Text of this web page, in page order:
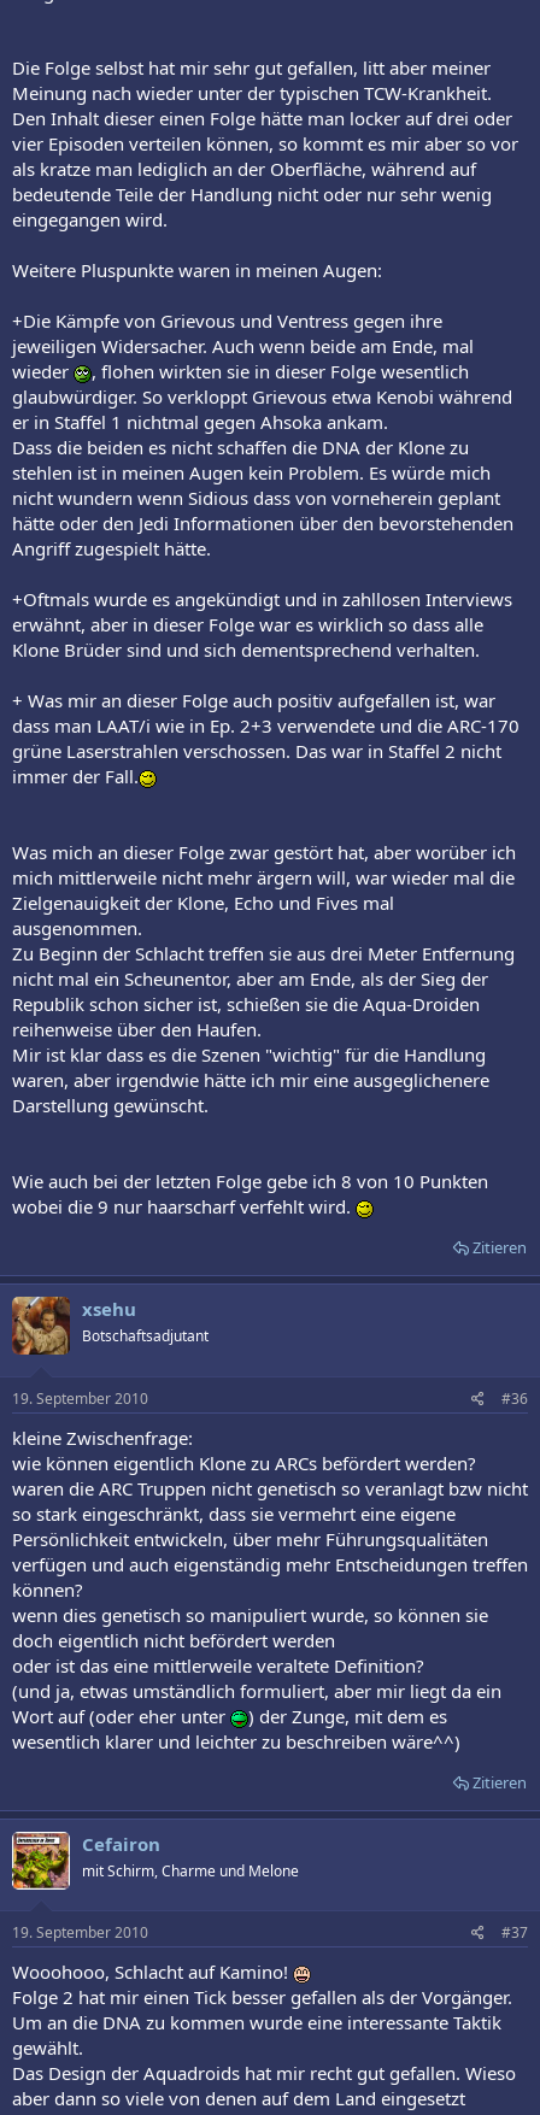
Die Folge selbst hat mir sehr gut gefallen, litt aber meiner
Meinung nach wieder unter der typischen TCW-Krankheit.
Den Inhalt dieser einen Folge hätte man locker auf drei oder
vier Episoden verteilen können, so kommt es mir aber so vor
als kratze man lediglich an der Oberfläche, während auf
bedeutende Teile der Handlung nicht oder nur sehr wenig
eingegangen wird.
Weitere Pluspunkte waren in meinen Augen:
+Die Kämpfe von Grievous und Ventress gegen ihre
jeweiligen Widersacher. Auch wenn beide am Ende, mal
wieder
, flohen wirkten sie in dieser Folge wesentlich
glaubwürdiger. So verkloppt Grievous etwa Kenobi während
er in Staffel 1 nichtmal gegen Ahsoka ankam.
Dass die beiden es nicht schaffen die DNA der Klone zu
stehlen ist in meinen Augen kein Problem. Es würde mich
nicht wundern wenn Sidious dass von vorneherein geplant
hätte oder den Jedi Informationen über den bevorstehenden
Angriff zugespielt hätte.
+Oftmals wurde es angekündigt und in zahllosen Interviews
erwähnt, aber in dieser Folge war es wirklich so dass alle
Klone Brüder sind und sich dementsprechend verhalten.
+ Was mir an dieser Folge auch positiv aufgefallen ist, war
dass man LAAT/i wie in Ep. 2+3 verwendete und die ARC-170
grüne Laserstrahlen verschossen. Das war in Staffel 2 nicht
immer der Fall.
Was mich an dieser Folge zwar gestört hat, aber worüber ich
mich mittlerweile nicht mehr ärgern will, war wieder mal die
Zielgenauigkeit der Klone, Echo und Fives mal
ausgenommen.
Zu Beginn der Schlacht treffen sie aus drei Meter Entfernung
nicht mal ein Scheunentor, aber am Ende, als der Sieg der
Republik schon sicher ist, schießen sie die Aqua-Droiden
reihenweise über den Haufen.
Mir ist klar dass es die Szenen "wichtig" für die Handlung
waren, aber irgendwie hätte ich mir eine ausgeglichenere
Darstellung gewünscht.
Wie auch bei der letzten Folge gebe ich 8 von 10 Punkten
wobei die 9 nur haarscharf verfehlt wird.
Zitieren
xsehu
Botschaftsadjutant
19. September 2010 #36
kleine Zwischenfrage:
wie können eigentlich Klone zu ARCs befördert werden?
waren die ARC Truppen nicht genetisch so veranlagt bzw nicht
so stark eingeschränkt, dass sie vermehrt eine eigene
Persönlichkeit entwickeln, über mehr Führungsqualitäten
verfügen und auch eigenständig mehr Entscheidungen treffen
können?
wenn dies genetisch so manipuliert wurde, so können sie
doch eigentlich nicht befördert werden
oder ist das eine mittlerweile veraltete Definition?
(und ja, etwas umständlich formuliert, aber mir liegt da ein
Wort auf (oder eher unter
) der Zunge, mit dem es
wesentlich klarer und leichter zu beschreiben wäre^^)
Zitieren
Cefairon
mit Schirm, Charme und Melone
19. September 2010 #37
Wooohooo, Schlacht auf Kamino!
Folge 2 hat mir einen Tick besser gefallen als der Vorgänger.
Um an die DNA zu kommen wurde eine interessante Taktik
gewählt.
Das Design der Aquadroids hat mir recht gut gefallen. Wieso
aber dann so viele von denen auf dem Land eingesetzt